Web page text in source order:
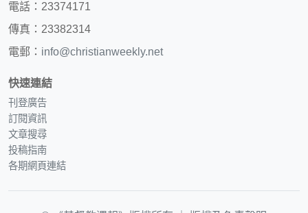
電話：23374171
傳真：23382314
電郵： info@christianweekly.net
快速連結
刊登廣告
訂閱資訊
文章搜尋
投稿指南
各期網頁連結